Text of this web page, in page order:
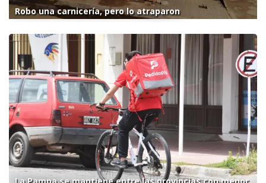
Robo una carnicería, pero lo atraparon